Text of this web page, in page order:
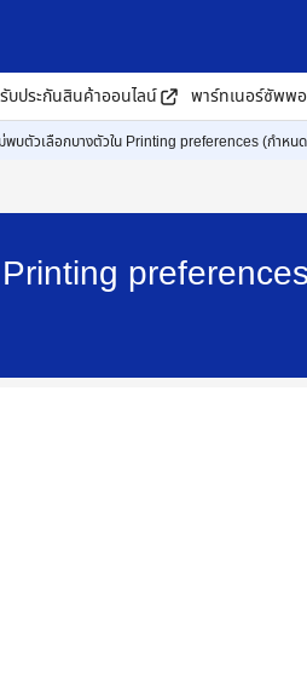
บประกันสินค้าออนไลน์ พาร์ทเนอร์ซัพพ
พบตัวเลือกบางตัวใน Printing preferences (กำห